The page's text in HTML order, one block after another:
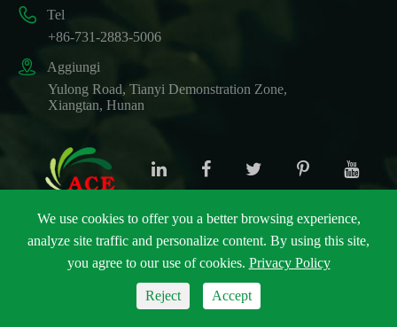

Tel
+86-731-2883-5006

Aggiungi
Yulong Road, Tianyi Demonstration Zone,
Xiangtan, Hunan
Copyright ©ACE Biotechnology Co., Ltd.Tutti i diritti
riservati.
Politica sulla Privacy
We use cookies to offer you a better browsing experience,
analyze site traffic and personalize content. By using this site,
you agree to our use of cookies. Privacy Policy
Reject Accept